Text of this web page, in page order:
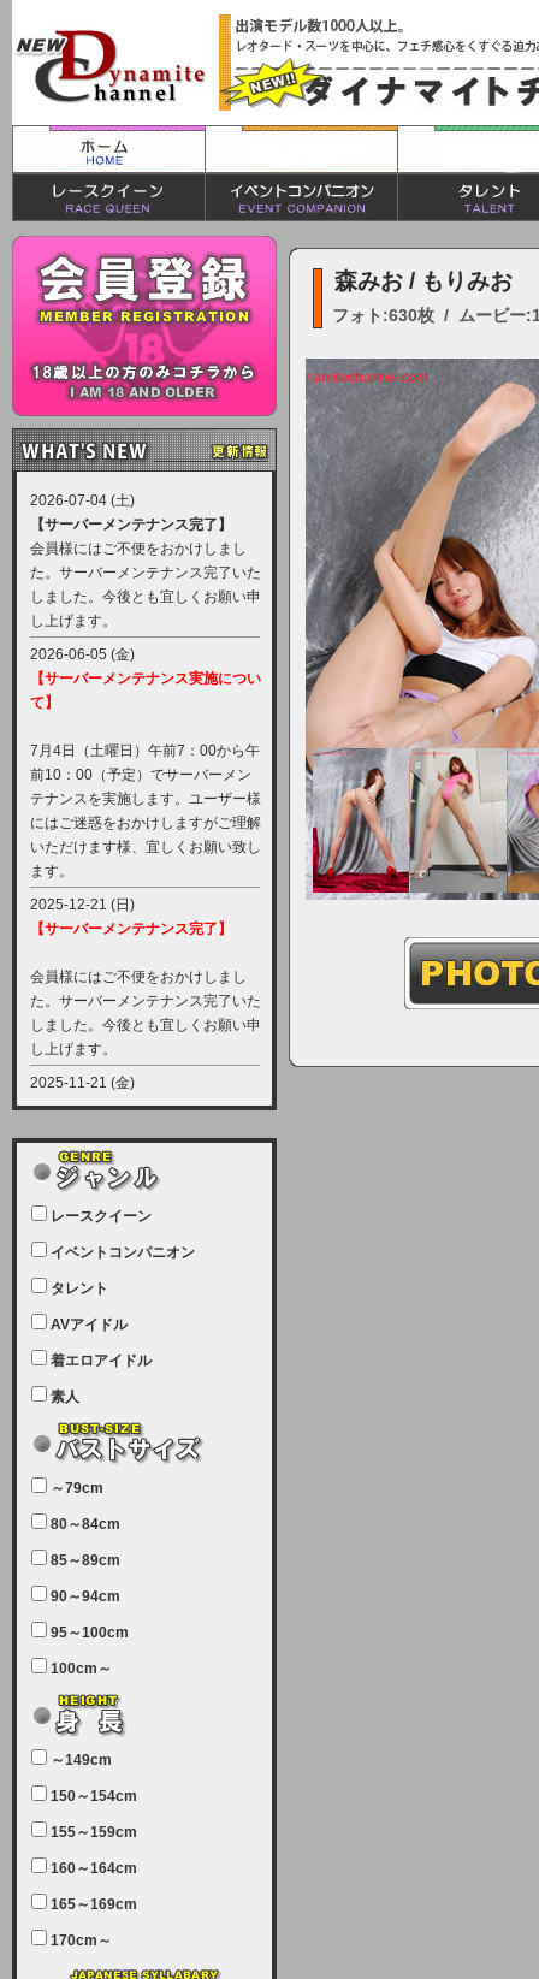
2026-07-04 (土)
【サーバーメンテナンス完了】
会員様にはご不便をおかけしまし
た。サーバーメンテナンス完了いた
しました。今後とも宜しくお願い申
し上げます。
2026-06-05 (金)
【サーバーメンテナンス実施につい
て】
7月4日（土曜日）午前7：00から午
前10：00（予定）でサーバーメン
テナンスを実施します。ユーザー様
にはご迷惑をおかけしますがご理解
いただけます様、宜しくお願い致し
ます。
2025-12-21 (日)
【サーバーメンテナンス完了】
会員様にはご不便をおかけしまし
た。サーバーメンテナンス完了いた
しました。今後とも宜しくお願い申
し上げます。
2025-11-21 (金)
【サーバーメンテナンス実施につい
12月21日（日曜日）午前9：00か
ら午前11：00（予定）でサーバー
メンテナンスを実施します。ユーザ
ー様にはご迷惑をおかけしますがご
理解いただけます様、宜しくお願い
致します。
2025-07-05 (土)
【サーバーメンテナンス完了のお知
本日、サーバーメンテナンスのため
ユーザー様には大変ご迷惑をおかけ
しました。無事、メンテナンスが完
致します。
2025-06-11 (水)
【サーバーメンテナンス実施につい
7月5日（土曜日）午前7：00から午
テナンスを実施します。ユーザー様
にはご迷惑をおかけしますがご理解
いただけます様、宜しくお願い致し
【クレジットカード決済について
②】
現在、クレジットカード決済はJCB
のみになっております。大変ご迷惑
レースクイーン
イベントコンパニオン
タレント
AVアイドル
着エロアイドル
素人
～79cm
80～84cm
85～89cm
90～94cm
95～100cm
100cm～
～149cm
150～154cm
155～159cm
160～164cm
165～169cm
170cm～
森みお / もりみお
フォト:630枚 / ムービー